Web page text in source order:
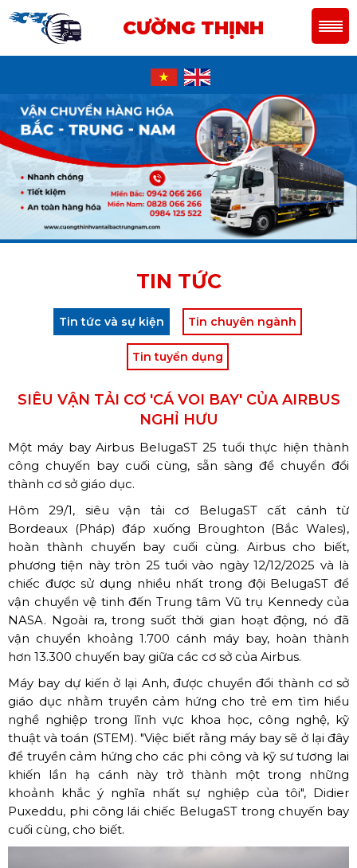
CƯỜNG THỊNH
TIN TỨC
Tin tức và sự kiện Tin chuyên ngành
Tin tuyển dụng
SIÊU VẬN TẢI CƠ 'CÁ VOI BAY' CỦA AIRBUS
NGHỈ HƯU
Một máy bay Airbus BelugaST 25 tuổi thực hiện thành
công chuyến bay cuối cùng, sẵn sàng để chuyển đổi
thành cơ sở giáo dục.
Hôm 29/1, siêu vận tải cơ BelugaST cất cánh từ
Bordeaux (Pháp) đáp xuống Broughton (Bắc Wales),
hoàn thành chuyến bay cuối cùng. Airbus cho biết,
phương tiện này tròn 25 tuổi vào ngày 12/12/2025 và là
chiếc được sử dụng nhiều nhất trong đội BelugaST để
vận chuyển vệ tinh đến Trung tâm Vũ trụ Kennedy của
NASA. Ngoài ra, trong suốt thời gian hoạt động, nó đã
vận chuyển khoảng 1.700 cánh máy bay, hoàn thành
hơn 13.300 chuyến bay giữa các cơ sở của Airbus.
Máy bay dự kiến ở lại Anh, được chuyển đổi thành cơ sở
giáo dục nhằm truyền cảm hứng cho trẻ em tìm hiểu
nghề nghiệp trong lĩnh vực khoa học, công nghệ, kỹ
thuật và toán (STEM). "Việc biết rằng máy bay sẽ ở lại đây
để truyền cảm hứng cho các phi công và kỹ sư tương lai
khiến lần hạ cánh này trở thành một trong những
khoảnh khắc ý nghĩa nhất sự nghiệp của tôi", Didier
Puxeddu, phi công lái chiếc BelugaST trong chuyến bay
cuối cùng, cho biết.